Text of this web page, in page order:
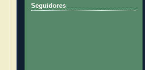
Seguidores